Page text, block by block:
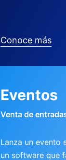
Conoce más
Eventos
Venta de
Lanza un evento
un software que